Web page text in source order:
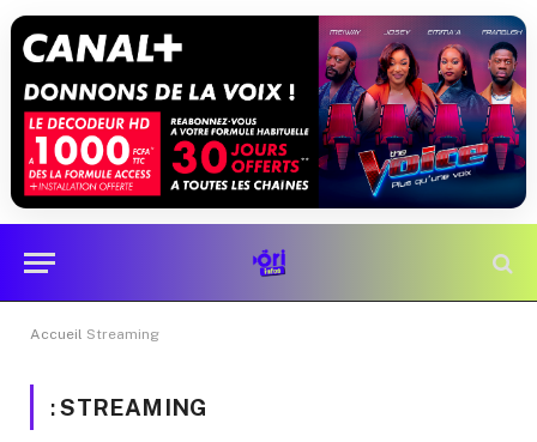
Accueil Streaming
:STREAMING